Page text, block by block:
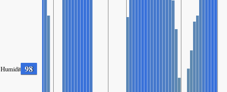
Humidity 98